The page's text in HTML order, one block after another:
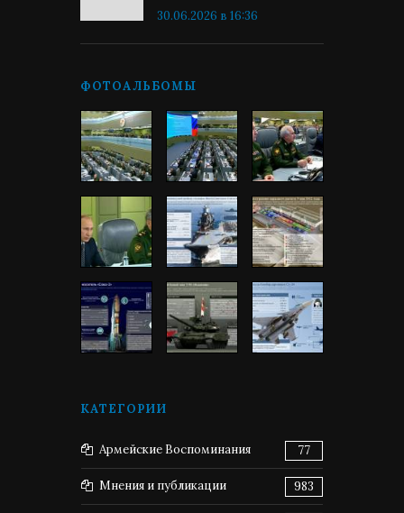
30.06.2026 в 16:36
ФОТОАЛЬБОМЫ
КАТЕГОРИИ
Армейские Воспоминания 77
Мнения и публикации 983